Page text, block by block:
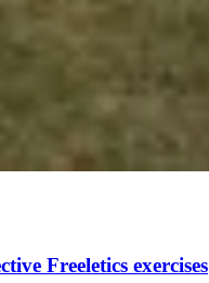
Freeletics exercises